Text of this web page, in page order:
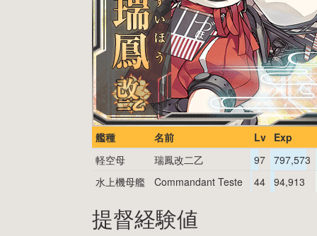
艦種 名前 Lv Exp
軽空母
瑞鳳改二乙 97 797,573
水上機母艦
Commandant Teste 44 94,913
提督経験値